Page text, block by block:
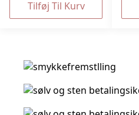
Tilføj Til Kurv